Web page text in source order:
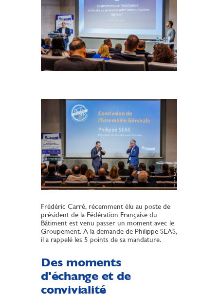
Frédéric Carré, récemment élu au poste de
président de la Fédération Française du
Bâtiment est venu passer un moment avec le
Groupement. A la demande de Philippe SEAS,
il a rappelé les 5 points de sa mandature.
Des moments
d'échange et de
convivialité